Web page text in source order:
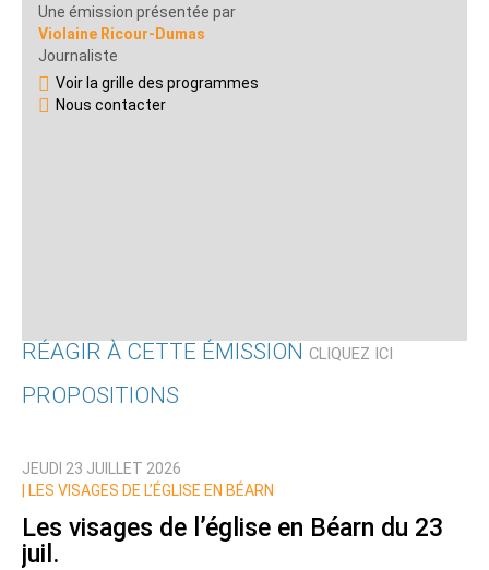
Une émission présentée par
Violaine Ricour-Dumas
Journaliste
Voir la grille des programmes
Nous contacter
RÉAGIR À CETTE ÉMISSION CLIQUEZ ICI
Nom
PROPOSITIONS
JEUDI 23 JUILLET 2026
LES VISAGES DE L’ÉGLISE EN BÉARN
Les visages de l’église en Béarn du 23
juil.